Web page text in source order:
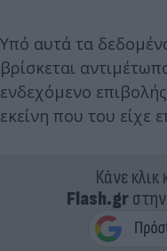
Υπό αυτά τα
βρίσκεται
ενδεχόμενο
εκείνη που του είχε
Κάνε κλικ
Flash.gr